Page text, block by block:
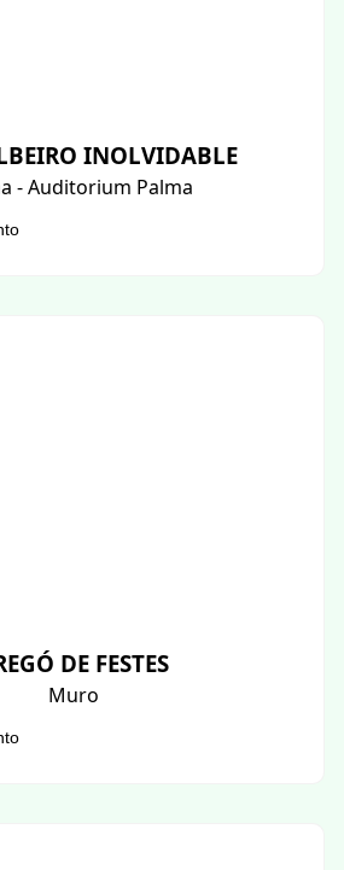
INOLVIDABLE
- Auditorium Palma
DE FESTES
Muro